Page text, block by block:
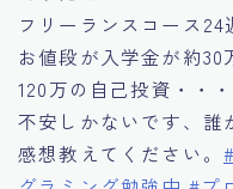
フリーランスコース24
お値段が入学金が約30
120万の自己投資・・・
不安しかないです、誰
感想教えてください。